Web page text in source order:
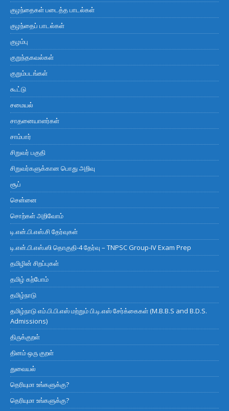
குழந்தைகள் படைத்த பாடல்கள்
குழந்தைப் பாடல்கள்
குழம்பு
குறுந்தகவல்கள்
குறும்படங்கள்
கூட்டு
சமையல்
சாதனையாளர்கள்
சாம்பார்
சிறுவர் பகுதி
சிறுவர்களுக்கான பொது அறிவு
சூப்
சென்னை
சொற்கள் அறிவோம்
டி.என்.பி.எஸ்.சி தேர்வுகள்
டி.என்.பி.எஸ்.ஸி தொகுதி-4 தேர்வு – TNPSC Group-IV Exam Prep
தமிழின் சிறப்புகள்
தமிழ் கற்போம்
தமிழ்நாடு
தமிழ்நாடு எம்.பி.பி.எஸ் மற்றும் பி.டி.எஸ் சேர்க்கைகள் (M.B.B.S and B.D.S.
Admissions)
திருக்குறள்
தினம் ஒரு குறள்
துவையல்
தெரியுமா உங்களுக்கு?
தெரியுமா உங்களுக்கு?